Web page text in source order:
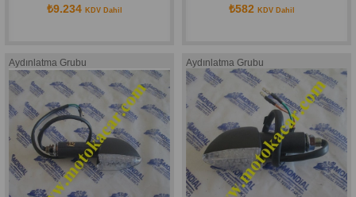
₺9.234 KDV Dahil ₺582 KDV Dahil
Aydınlatma Grubu Aydınlatma Grubu